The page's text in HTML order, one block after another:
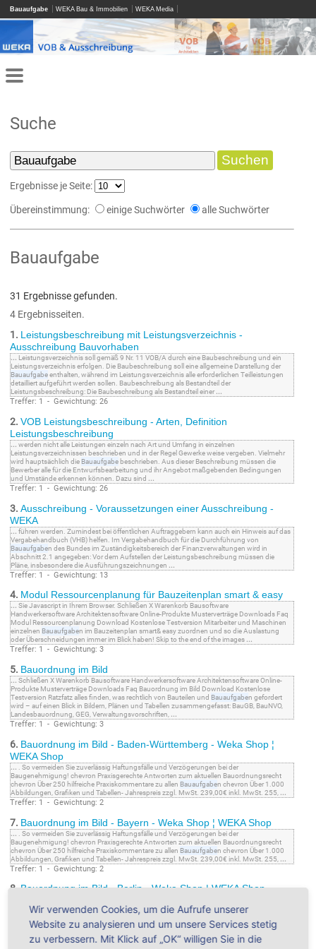
Bauaufgabe WEKA Bau & Immobilien WEKA Media
Suche
Ergebnisse je Seite:
Übereinstimmung: einige Suchwörter alle Suchwörter
Bauaufgabe
31 Ergebnisse gefunden.
4 Ergebnisseiten.
1. Leistungsbeschreibung mit Leistungsverzeichnis -
Ausschreibung Bauvorhaben
... Leistungsverzeichnis soll gemäß 9 Nr. 11 VOB/A durch eine Baubeschreibung und ein
Leistungsverzeichnis erfolgen. Die Baubeschreibung soll eine allgemeine Darstellung der
Bauaufgabeenthalten, während im Leistungsverzeichnis alle erforderlichen Teilleistungen
detailliert aufgeführt werden sollen. Baubeschreibung als Bestandteil der
Leistungsbeschreibung: Die Baubeschreibung als Bestandteil einer ...
Treffer: 1 - Gewichtung: 26
2. VOB Leistungsbeschreibung - Arten, Definition
Leistungsbeschreibung
... werden nicht alle Leistungen einzeln nach Art und Umfang in einzelnen
Leistungsverzeichnissen beschrieben und in der Regel Gewerke weise vergeben. Vielmehr
wird hauptsächlich die Bauaufgabebeschrieben. Aus dieser Beschreibung müssen die
Bewerber alle für die Entwurfsbearbeitung und ihr Angebot maßgebenden Bedingungen
und Umstände erkennen können. Dazu sind ...
Treffer: 1 - Gewichtung: 26
3. Ausschreibung - Voraussetzungen einer Ausschreibung -
WEKA
... führen werden. Zumindest bei öffentlichen Auftraggebern kann auch ein Hinweis auf das
Vergabehandbuch (VHB) helfen. Im Vergabehandbuch für die Durchführung von
Bauaufgaben des Bundes im Zuständigkeitsbereich der Finanzverwaltungen wird in
Abschnitt 2.1 angegeben: Vor dem Aufstellen der Leistungsbeschreibung müssen die
Pläne, insbesondere die Ausführungszeichnungen ...
Treffer: 1 - Gewichtung: 13
4. Modul Ressourcenplanung für Bauzeitenplan smart & easy
... Sie Javascript in Ihrem Browser. Schließen X Warenkorb Bausoftware
Handwerkersoftware Architektensoftware Online-Produkte Musterverträge Downloads Faq
Modul Ressourcenplanung Download Kostenlose Testversion Mitarbeiter und Maschinen
einzelnen Bauaufgaben im Bauzeitenplan smart& easy zuordnen und so die Auslastung
oder Überschneidungen immer im Blick haben! Skip to the end of the images ...
Treffer: 1 - Gewichtung: 3
5. Bauordnung im Bild
... Schließen X Warenkorb Bausoftware Handwerkersoftware Architektensoftware Online-
Produkte Musterverträge Downloads Faq Bauordnung im Bild Download Kostenlose
Testversion Ratzfatz alles finden, was rechtlich von Bauteilen und Bauaufgaben gefordert
wird – auf einen Blick in Bildern, Plänen und Tabellen zusammengefasst: BauGB, BauNVO,
Landesbauordnung, GEG, Verwaltungsvorschriften, ...
Treffer: 1 - Gewichtung: 3
6. Bauordnung im Bild - Baden-Württemberg - Weka Shop ¦
WEKA Shop
... . So vermeiden Sie zuverlässig Haftungsfälle und Verzögerungen bei der
Baugenehmigung! chevron Praxisgerechte Antworten zum aktuellen Bauordnungsrecht
chevron Über 250 hilfreiche Praxiskommentare zu allen Bauaufgaben chevron Über 1.000
Abbildungen, Grafiken und Tabellen- Jahrespreis zzgl. MwSt. 239,00€ inkl. MwSt. 255, ...
Treffer: 1 - Gewichtung: 2
7. Bauordnung im Bild - Bayern - Weka Shop ¦ WEKA Shop
... . So vermeiden Sie zuverlässig Haftungsfälle und Verzögerungen bei der
Baugenehmigung! chevron Praxisgerechte Antworten zum aktuellen Bauordnungsrecht
chevron Über 250 hilfreiche Praxiskommentare zu allen Bauaufgaben chevron Über 1.000
Abbildungen, Grafiken und Tabellen- Jahrespreis zzgl. MwSt. 239,00€ inkl. MwSt. 255, ...
Treffer: 1 - Gewichtung: 2
8. Bauordnung im Bild - Berlin - Weka Shop ¦ WEKA Shop
Baugenehmigung! chevron Praxisgerechte Antworten zum aktuellen Bauordnungsrecht
chevron Über 250 hilfreiche Praxiskommentare zu allen
Abbildungen, Grafiken und Tabellen- Jahrespreis zzgl. MwSt. 239,00€ inkl. MwSt. 255,
Treffer: 1 - Gewichtung: 2
Wir verwenden Cookies, um die Aufrufe unserer
Website zu analysieren und um unsere Services stetig
zu verbessern. Mit Klick auf „OK“ willigen Sie in die